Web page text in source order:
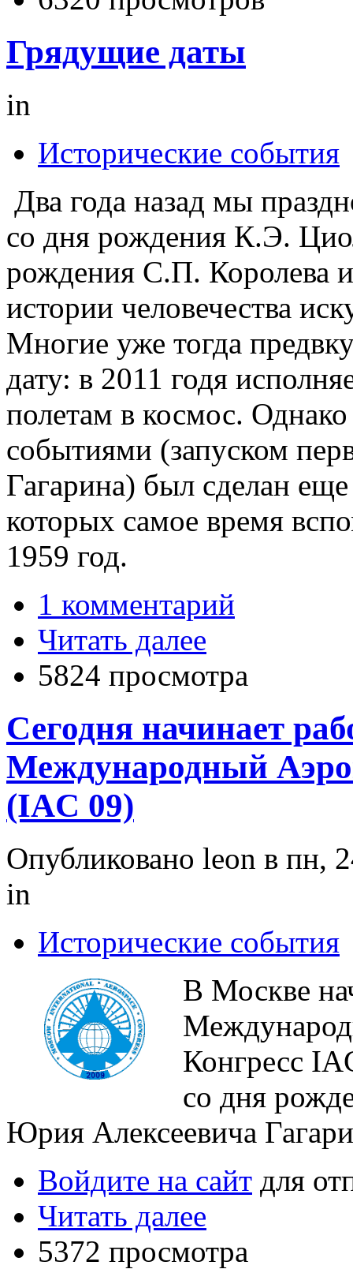
Грядущие даты
in
Исторические события
Два года назад мы
со дня рождения К.Э.
рождения С.П. Королева и
истории человечества
Многие уже тогда
дату: в 2011 годя
полетам в космос.
событиями (запуском
Гагарина) был сделан
которых самое время
1959 год.
1 комментарий
Читать далее
5824 просмотра
Сегодня начинает
Международный
(IAC 09)
Опубликовано leon в пн,
in
Исторические события
В Москве
Конгресс
со дня
Юрия Алексеевича
Войдите на сайт для
Читать далее
5372 просмотра